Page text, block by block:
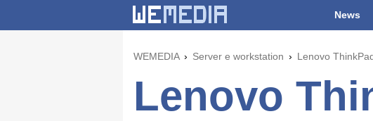
News
WEMEDIA Server e workstation Lenovo
Lenovo